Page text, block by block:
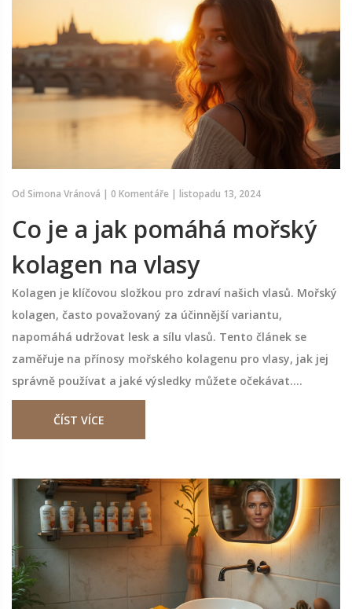
Od Simona Vránová | 0 Komentáře | listopadu 13, 2024
Co je a jak pomáhá mořský
kolagen na vlasy
Kolagen je klíčovou složkou pro zdraví našich vlasů. Mořský
kolagen, často považovaný za účinnější variantu,
napomáhá udržovat lesk a sílu vlasů. Tento článek se
zaměřuje na přínosy mořského kolagenu pro vlasy, jak jej
správně používat a jaké výsledky můžete očekávat.
Objevíte nejen fakta, ale i tipy pro lepší péči o vlasy s
pomocí kolagenu.
ČÍST VÍCE